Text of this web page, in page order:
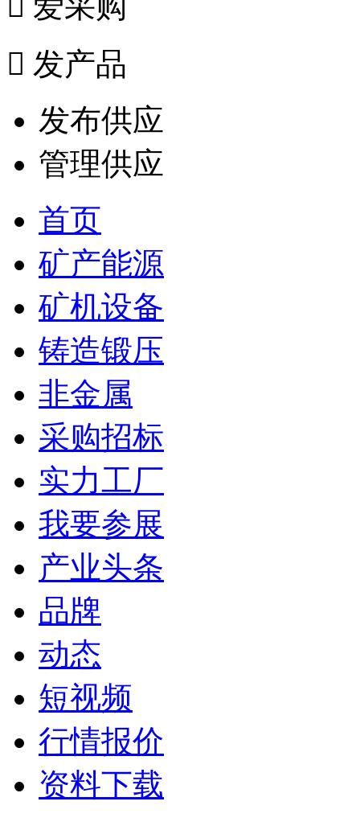
 发产品
发布供应
管理供应
首页
矿产能源
矿机设备
铸造锻压
非金属
采购招标
实力工厂
我要参展
产业头条
品牌
动态
短视频
行情报价
资料下载